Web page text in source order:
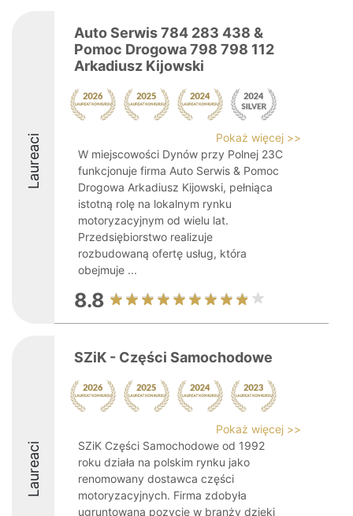
Laureaci
Auto Serwis 784 283 438 &
Pomoc Drogowa 798 798 112
Arkadiusz Kijowski
Pokaż więcej >>
W miejscowości Dynów przy Polnej 23C
funkcjonuje firma Auto Serwis & Pomoc
Drogowa Arkadiusz Kijowski, pełniąca
istotną rolę na lokalnym rynku
motoryzacyjnym od wielu lat.
Przedsiębiorstwo realizuje
rozbudowaną ofertę usług, która
obejmuje ...
8.8
Laureaci
SZiK - Części Samochodowe
Pokaż więcej >>
SZiK Części Samochodowe od 1992
roku działa na polskim rynku jako
renomowany dostawca części
motoryzacyjnych. Firma zdobyła
ugruntowaną pozycję w branży dzięki